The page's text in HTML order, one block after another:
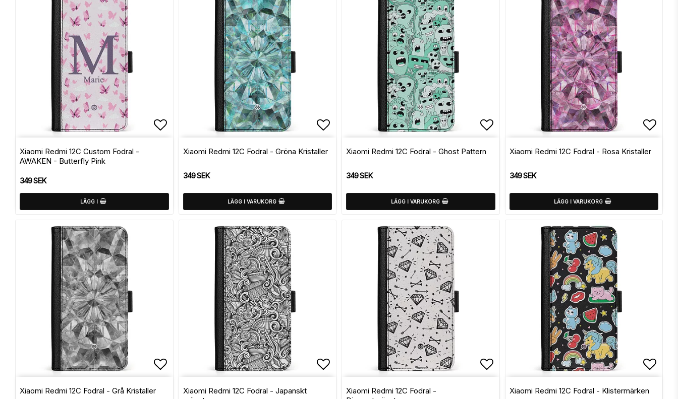
Lägg till i favoritlistan
Xiaomi Redmi 12C Custom Fodral -
AWAKEN - Butterfly Pink
349 SEK
LÄGG I
Lägg till i favoritlistan
Xiaomi Redmi 12C Fodral - Gröna Kristaller
349 SEK
LÄGG I VARUKORG
Lägg till i favoritlistan
Xiaomi Redmi 12C Fodral - Ghost Pattern
349 SEK
LÄGG I VARUKORG
Xiaomi Redmi 12C Fodral - Rosa Kristaller
349 SEK
LÄGG I VARUKORG
Lägg till i favoritlistan
Xiaomi Redmi 12C Fodral - Grå Kristaller
Lägg till i favoritlistan
Xiaomi Redmi 12C Fodral - Japanskt
Lägg till i favoritlistan
Xiaomi Redmi 12C Fodral -
Xiaomi Redmi 12C Fodral - Klistermärken